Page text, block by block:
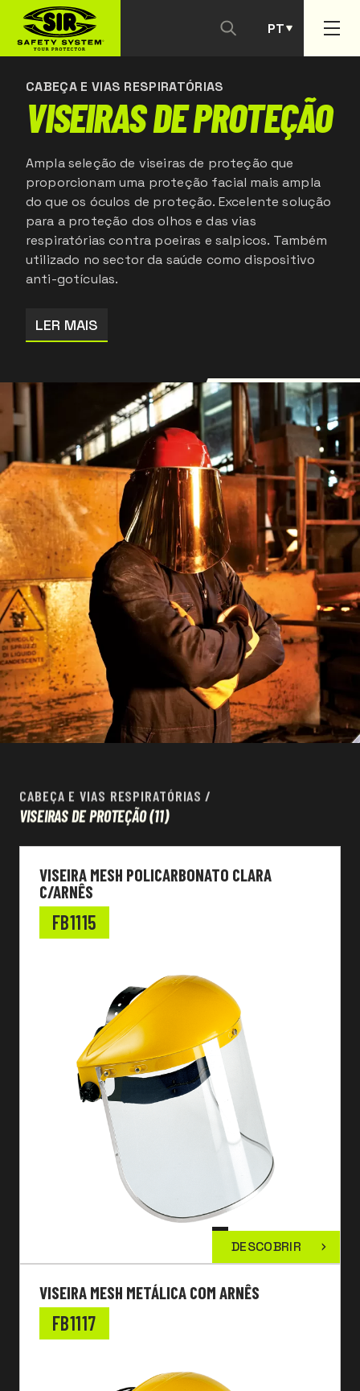
PT
ES
CABEÇA E VIAS RESPIRATÓRIAS
VISEIRAS DE PROTEÇÃO
Ampla seleção de viseiras de proteção que
proporcionam uma proteção facial mais ampla
do que os óculos de proteção. Excelente solução
para a proteção dos olhos e das vias
respiratórias contra poeiras e salpicos. Também
utilizado no sector da saúde como dispositivo
anti-gotículas.
LER MAIS
CABEÇA E VIAS RESPIRATÓRIAS /
VISEIRAS DE PROTEÇÃO(11)
VISEIRA MESH POLICARBONATO CLARA
C/ARNÊS
FB1115
DESCOBRIR
VISEIRA MESH METÁLICA COM ARNÊS
FB1117
CONTACTAR-NOS